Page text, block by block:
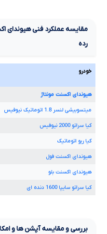
مقایسه عملکرد فنیهیوندای
رده
خودرو
هیوندای اکسنت مونتاژ
میتسوبیشی لنسر 1.8 اتوماتیک نیوفیس
کیا سراتو 2000 نیوفیس
کیا ریو اتوماتیک
هیوندای اکسنت فول
هیوندای اکسنت بلو
کیا سراتو سایپا 1600 دنده ای
بررسی و مقایسه آپشن ها و